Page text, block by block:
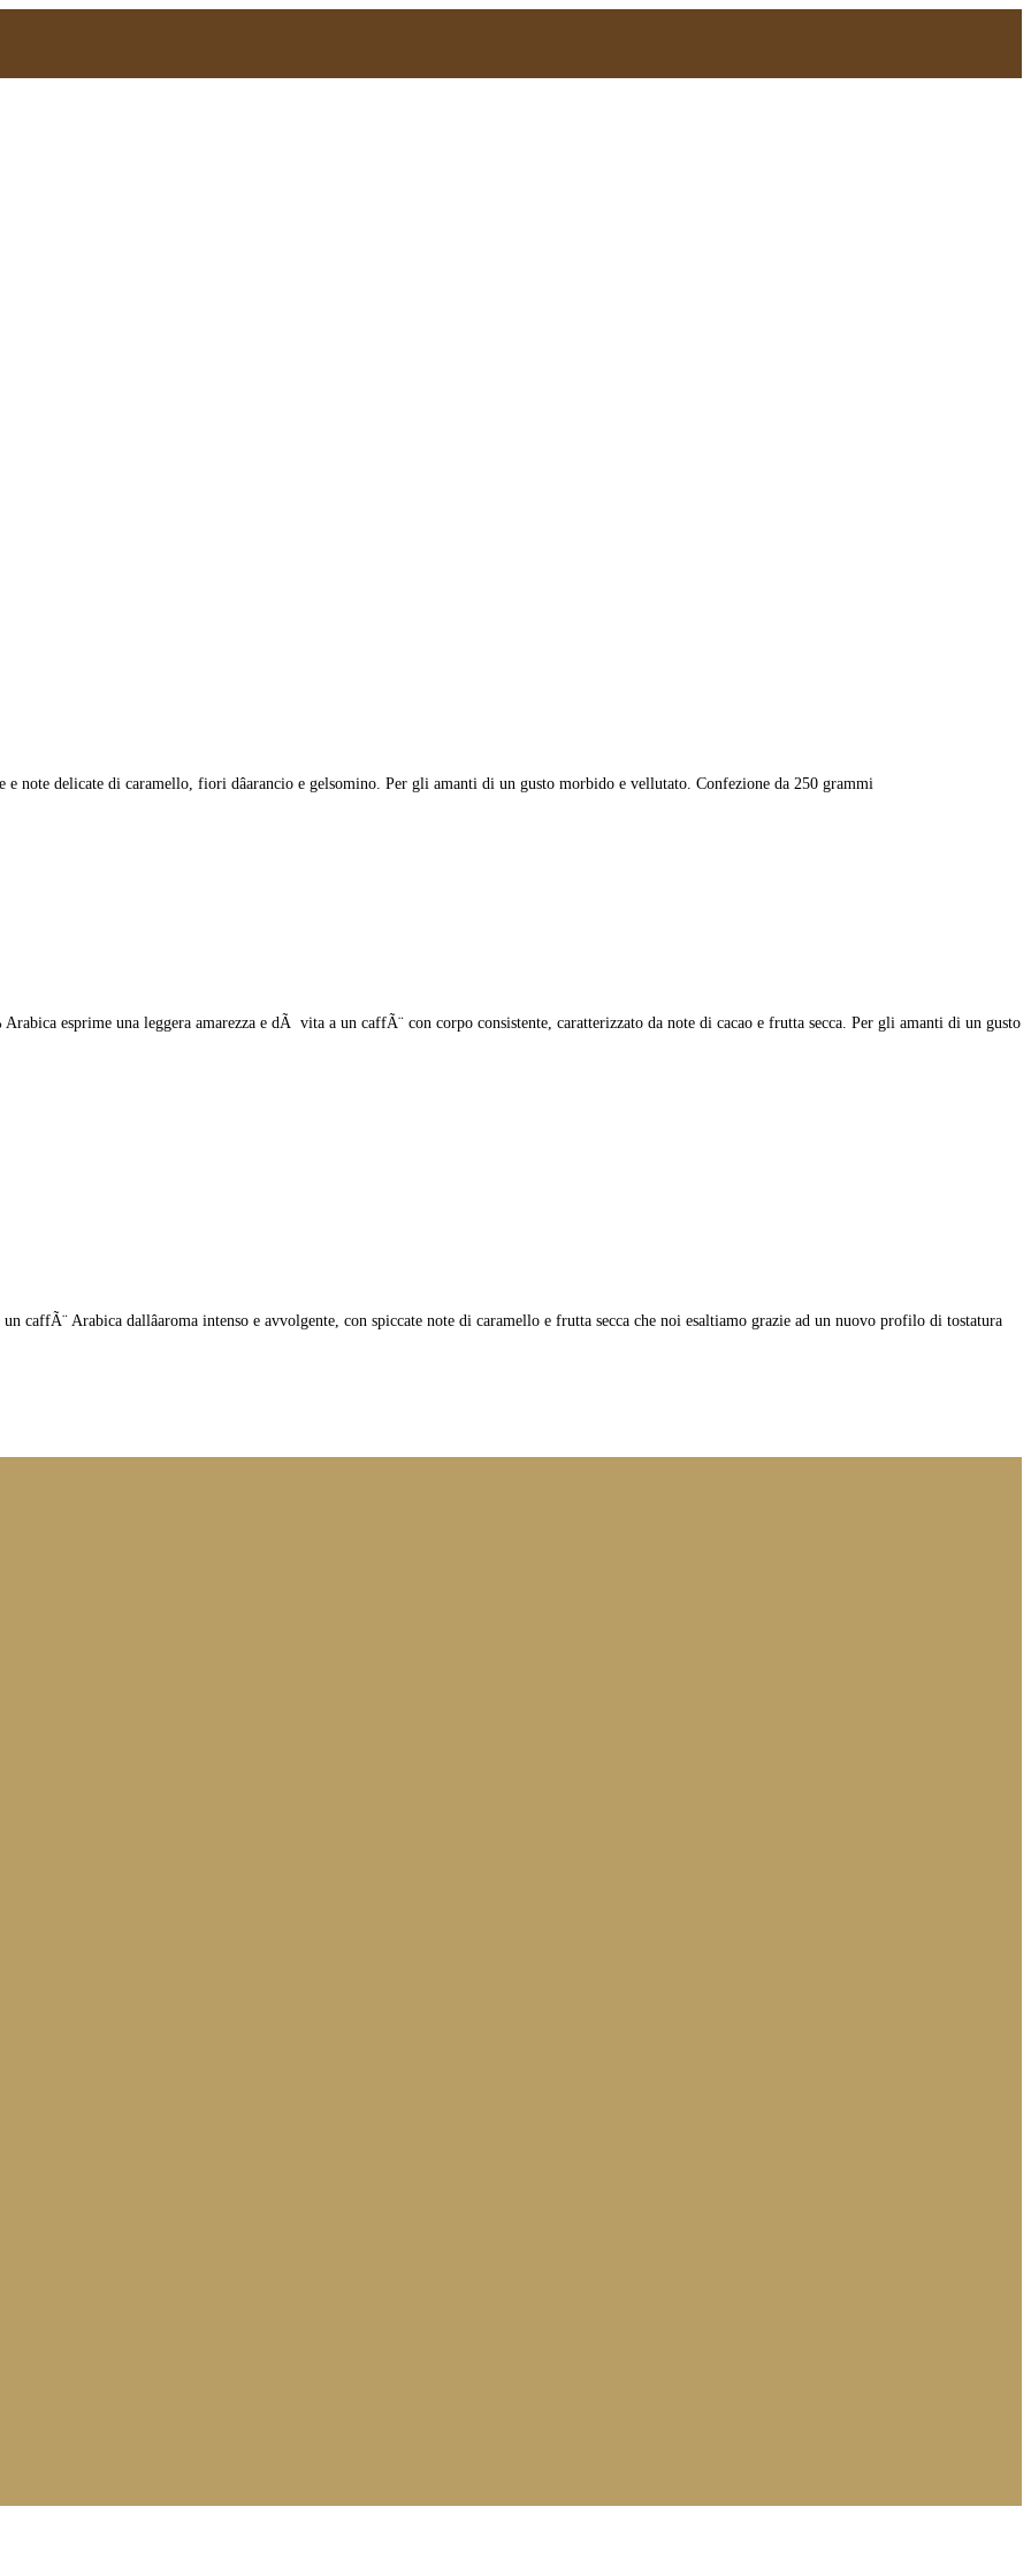
e note delicate di caramello, fiori dâarancio e gelsomino. Per gli amanti di un gusto morbido e vellutato. Confezione da 250 grammi
esprime una leggera amarezza e dÃ vita a un caffÃ¨ con corpo consistente, caratterizzato da note di cacao e frutta secca. Per gli amanti di un gusto
caffÃ¨ Arabica dallâaroma intenso e avvolgente, con spiccate note di caramello e frutta secca che noi esaltiamo grazie ad un nuovo profilo di tostatura